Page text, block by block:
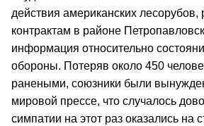
действия американских
контрактам в районе
информация относительно
обороны. Потеряв около 450
ранеными, союзники были
мировой прессе, что случалось
симпатии на этот раз оказались на